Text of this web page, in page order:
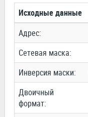
Исходные данные
Адрес:
Сетевая маска:
Инверсия маски:
Двоичный
формат: